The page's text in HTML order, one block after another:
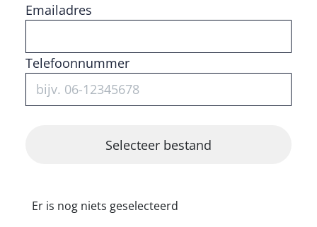
Vul getal in
Emailadres
Telefoonnummer
Er is nog niets geselecteerd